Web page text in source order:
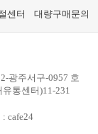
센터 대량구매문의
광주서구-0957 호
통센터)11-231
: cafe24